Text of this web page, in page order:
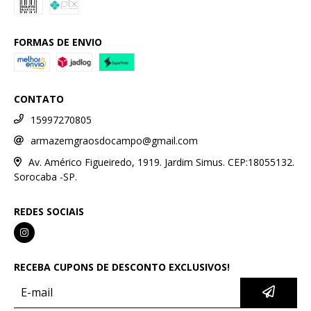
FORMAS DE ENVIO
CONTATO
15997270805
armazemgraosdocampo@gmail.com
Av. Américo Figueiredo, 1919. Jardim Simus. CEP:18055132.
Sorocaba -SP.
REDES SOCIAIS
RECEBA CUPONS DE DESCONTO EXCLUSIVOS!